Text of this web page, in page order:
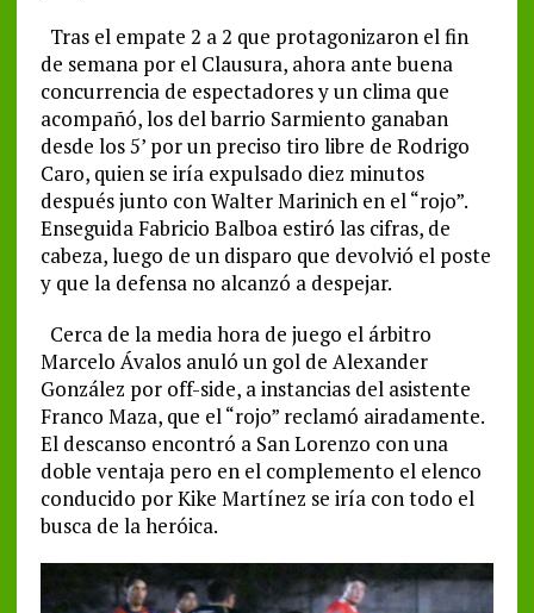
Tras el empate 2 a 2 que protagonizaron el fin
de semana por el Clausura, ahora ante buena
concurrencia de espectadores y un clima que
acompañó, los del barrio Sarmiento ganaban
desde los 5’ por un preciso tiro libre de Rodrigo
Caro, quien se iría expulsado diez minutos
después junto con Walter Marinich en el “rojo”.
Enseguida Fabricio Balboa estiró las cifras, de
cabeza, luego de un disparo que devolvió el poste
y que la defensa no alcanzó a despejar.
Cerca de la media hora de juego el árbitro
Marcelo Ávalos anuló un gol de Alexander
González por off-side, a instancias del asistente
Franco Maza, que el “rojo” reclamó airadamente.
El descanso encontró a San Lorenzo con una
doble ventaja pero en el complemento el elenco
conducido por Kike Martínez se iría con todo el
busca de la heróica.